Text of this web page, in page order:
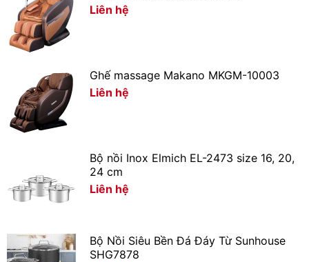
Liên hệ
Ghế massage Makano MKGM-10003
Liên hệ
Bộ nồi Inox Elmich EL-2473 size 16, 20,
24 cm
Liên hệ
Bộ Nồi Siêu Bền Đá Đáy Từ Sunhouse
SHG7878